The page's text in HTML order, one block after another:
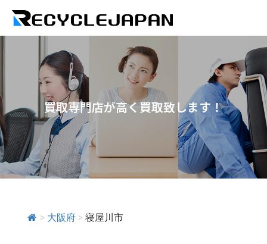
買取専門店が高く買取致します！
> 大阪府 > 寝屋川市